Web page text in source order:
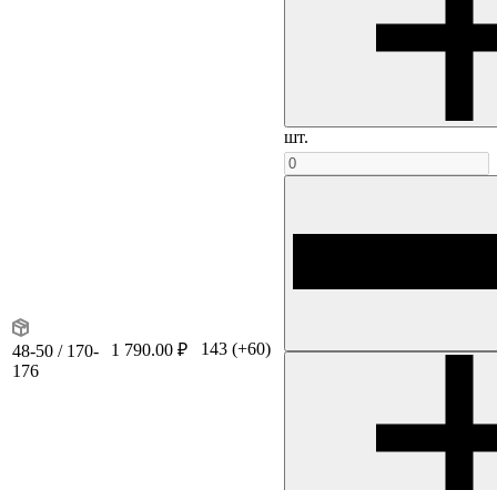
шт.
48-50 / 170-
176
1 790.00 ₽ 143 (+60)